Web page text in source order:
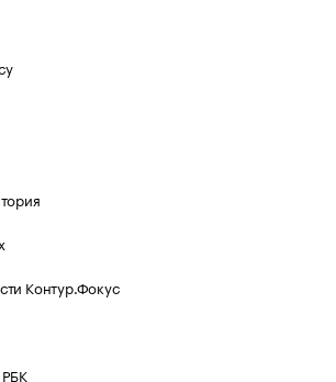
Контур.Фокус